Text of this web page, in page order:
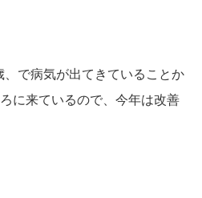
、で病気が出てきていることか
に来ているので、今年は改善